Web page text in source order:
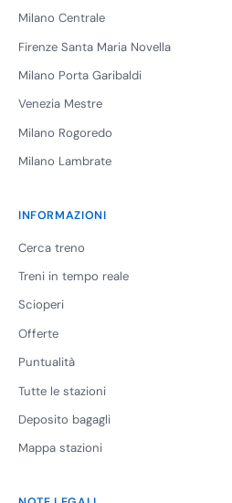
Milano Centrale
Firenze Santa Maria Novella
Milano Porta Garibaldi
Venezia Mestre
Milano Rogoredo
Milano Lambrate
INFORMAZIONI
Cerca treno
Treni in tempo reale
Scioperi
Offerte
Puntualità
Tutte le stazioni
Deposito bagagli
Mappa stazioni